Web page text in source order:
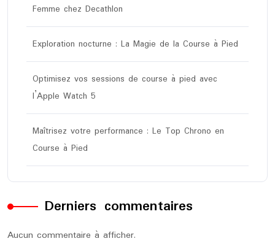
Femme chez Decathlon
Exploration nocturne : La Magie de la Course à Pied
Optimisez vos sessions de course à pied avec
l’Apple Watch 5
Maîtrisez votre performance : Le Top Chrono en
Course à Pied
Derniers commentaires
Aucun commentaire à afficher.